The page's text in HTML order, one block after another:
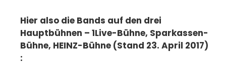
Hier also die Bands auf den drei
Hauptbühnen – 1Live-Bühne, Sparkassen-
Bühne, HEINZ-Bühne (Stand 23. April 2017)
: